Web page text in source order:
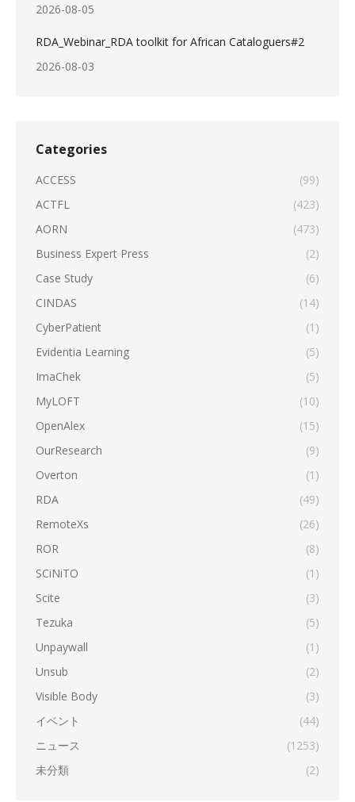
2026-08-05
RDA_Webinar_RDA toolkit for African Cataloguers#2
2026-08-03
Categories
ACCESS
(99)
ACTFL
(423)
AORN
(473)
Business Expert Press
(2)
Case Study
(6)
CINDAS
(14)
CyberPatient
(1)
Evidentia Learning
(5)
ImaChek
(5)
MyLOFT
(10)
OpenAlex
(15)
OurResearch
(9)
Overton
(1)
RDA
(49)
RemoteXs
(26)
ROR
(8)
SCiNiTO
(1)
Scite
(3)
Tezuka
(5)
Unpaywall
(1)
Unsub
(2)
Visible Body
(3)
イベント
(44)
ニュース
(1253)
未分類
(2)